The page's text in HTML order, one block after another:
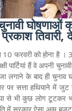
तिवारी,
10 फरवरी को होना है
पार्टियां हैं वे अपनी
के बाद ही चुनाव
सत्ता हथियाने में जुट
से भी कुछ लोग
में सरकार ऐसा आम बजट